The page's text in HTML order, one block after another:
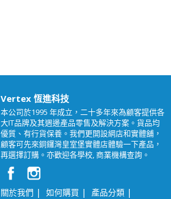
Vertex 恆進科技
本公司於1995 年成立，二十多年來為顧客提供各
大IT品牌及其週邊產品零售及解決方案。貨品均
優質、有行貨保養。我們更開設網店和實體舖，
顧客可先來銅鑼灣皇室堡實體店體驗一下產品，
再選擇訂購。亦歡迎各學校, 商業機構查詢。
關於我們 | 如何購買 | 產品分類 |